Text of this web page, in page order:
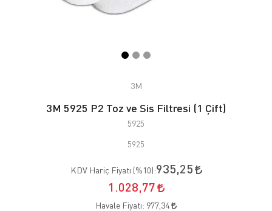
3M
3M 5925 P2 Toz ve Sis Filtresi (1 Çift)
5925
5925
KDV Hariç Fiyatı (%10):935,25
1.028,77
Havale Fiyatı: 977,34